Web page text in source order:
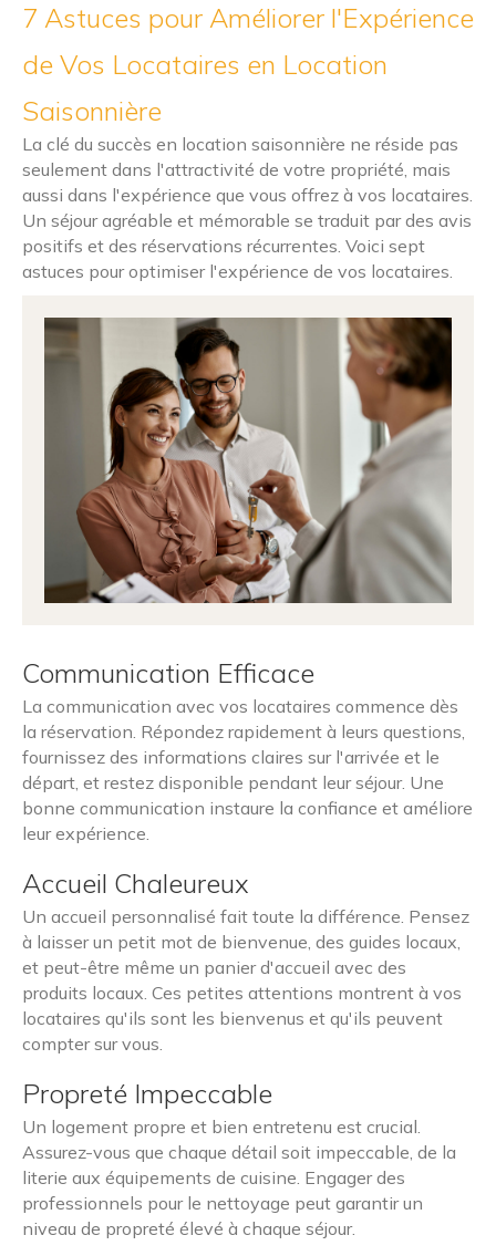
7 Astuces pour Améliorer l'Expérience
de Vos Locataires en Location
Saisonnière
La clé du succès en location saisonnière ne réside pas
seulement dans l'attractivité de votre propriété, mais
aussi dans l'expérience que vous offrez à vos locataires.
Un séjour agréable et mémorable se traduit par des avis
positifs et des réservations récurrentes. Voici sept
astuces pour optimiser l'expérience de vos locataires.
Communication Efficace
La communication avec vos locataires commence dès
la réservation. Répondez rapidement à leurs questions,
fournissez des informations claires sur l'arrivée et le
départ, et restez disponible pendant leur séjour. Une
bonne communication instaure la confiance et améliore
leur expérience.
Accueil Chaleureux
Un accueil personnalisé fait toute la différence. Pensez
à laisser un petit mot de bienvenue, des guides locaux,
et peut-être même un panier d'accueil avec des
produits locaux. Ces petites attentions montrent à vos
locataires qu'ils sont les bienvenus et qu'ils peuvent
compter sur vous.
Propreté Impeccable
Un logement propre et bien entretenu est crucial.
Assurez-vous que chaque détail soit impeccable, de la
literie aux équipements de cuisine. Engager des
professionnels pour le nettoyage peut garantir un
niveau de propreté élevé à chaque séjour.